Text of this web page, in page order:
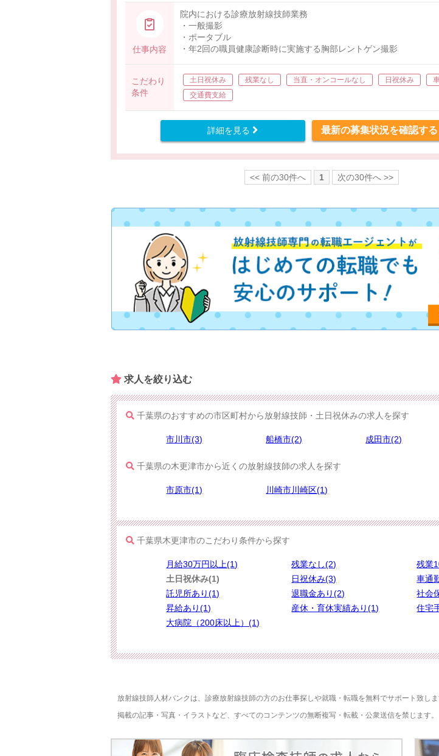
仕事内容
院内における診療放射線技師業務
・一般撮影
・ポータブル
・年2回の職員健康診断時に実施する胸部レントゲン撮影
こだわり
条件
土日祝休み 残業なし 当直・オンコールなし 日祝休み
交通費支給
詳細を見る 最新の募集状況を確認する
<< 前の30件へ 1 次の30件へ >>
求人を​絞り込む
千葉県のおすすめの市区町村から放射線技師・土日祝休みの求人を探す
市川市(3) 船橋市(2) 成田市(2)
千葉県の木更津市から近くの放射線技師の求人を探す
市原市(1) 川崎市川崎区(1)
千葉県木更津市のこだわり条件から探す
月給30万円以上(1) 残業なし(2) 残業
土日祝休み(1)
日祝休み(3) 車通
託児所あり(1)
退職金あり(2) 社会
昇給あり(1)
産休・育休実績あり(1) 住宅
大病院（200床以上）(1)
放射線技師人材バンクは、診療放射線技師の方のお仕事探しや就職・転職を無料でサポート致しま
掲載の記事・写真・イラストなど、すべてのコンテンツの無断複写・転載・公衆送信を禁じます。